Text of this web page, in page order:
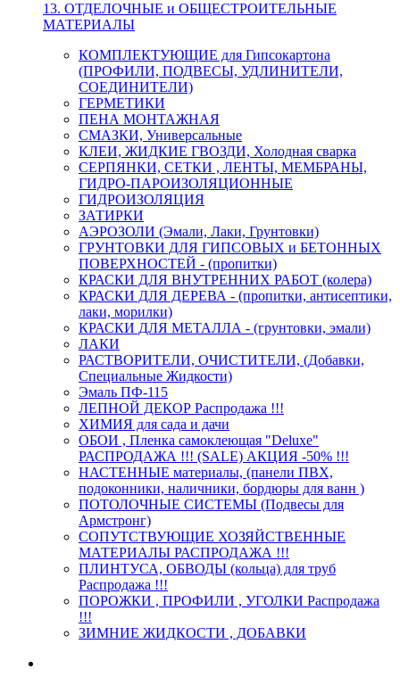
13. ОТДЕЛОЧНЫЕ и ОБЩЕСТРОИТЕЛЬНЫЕ
МАТЕРИАЛЫ
КОМПЛЕКТУЮЩИЕ для Гипсокартона
(ПРОФИЛИ, ПОДВЕСЫ, УДЛИНИТЕЛИ,
СОЕДИНИТЕЛИ)
ГЕРМЕТИКИ
ПЕНА МОНТАЖНАЯ
СМАЗКИ, Универсальные
КЛЕИ, ЖИДКИЕ ГВОЗДИ, Холодная сварка
СЕРПЯНКИ, СЕТКИ , ЛЕНТЫ, МЕМБРАНЫ,
ГИДРО-ПАРОИЗОЛЯЦИОННЫЕ
ГИДРОИЗОЛЯЦИЯ
ЗАТИРКИ
АЭРОЗОЛИ (Эмали, Лаки, Грунтовки)
ГРУНТОВКИ ДЛЯ ГИПСОВЫХ и БЕТОННЫХ
ПОВЕРХНОСТЕЙ - (пропитки)
КРАСКИ ДЛЯ ВНУТРЕННИХ РАБОТ (колера)
КРАСКИ ДЛЯ ДЕРЕВА - (пропитки, антисептики,
лаки, морилки)
КРАСКИ ДЛЯ МЕТАЛЛА - (грунтовки, эмали)
ЛАКИ
РАСТВОРИТЕЛИ, ОЧИСТИТЕЛИ, (Добавки,
Специальные Жидкости)
Эмаль ПФ-115
ЛЕПНОЙ ДЕКОР Распродажа !!!
ХИМИЯ для сада и дачи
ОБОИ , Пленка самоклеющая "Deluxe"
РАСПРОДАЖА !!! (SALE) АКЦИЯ -50% !!!
НАСТЕННЫЕ материалы, (панели ПВХ,
подоконники, наличники, бордюры для ванн )
ПОТОЛОЧНЫЕ СИСТЕМЫ (Подвесы для
Армстронг)
СОПУТСТВУЮЩИЕ ХОЗЯЙСТВЕННЫЕ
МАТЕРИАЛЫ РАСПРОДАЖА !!!
ПЛИНТУСА, ОБВОДЫ (кольца) для труб
Распродажа !!!
ПОРОЖКИ , ПРОФИЛИ , УГОЛКИ Распродажа
!!!
ЗИМНИЕ ЖИДКОСТИ , ДОБАВКИ